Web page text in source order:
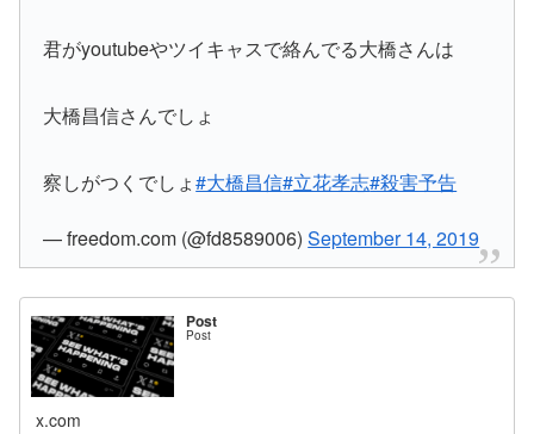
君がyoutubeやツイキャスで絡んでる大橋さんは
大橋昌信さんでしょ
察しがつくでしょ#大橋昌信#立花孝志#殺害予告
— freedom.com (@fd8589006)September 14, 2019
Post
Post
x.com